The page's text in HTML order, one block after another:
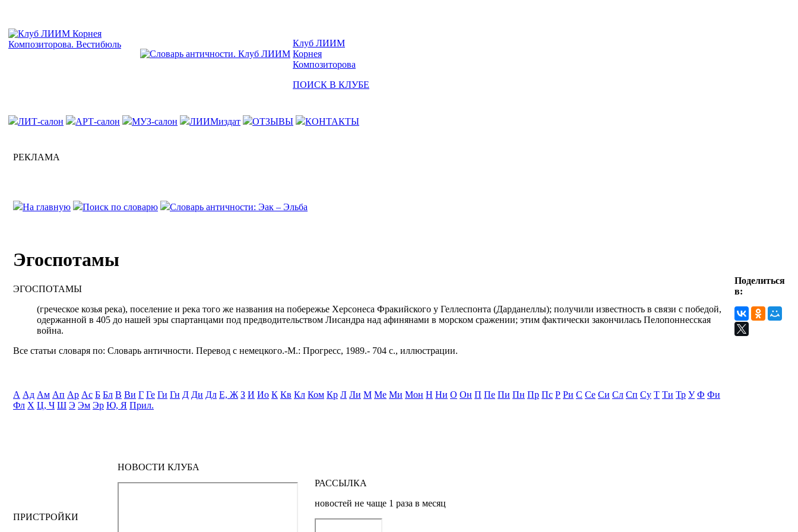
Клуб ЛИИМ
Корнея
Композиторова
ПОИСК В КЛУБЕ
ЛИТ-салон АРТ-салон МУЗ-салон ЛИИМиздат ОТЗЫВЫ КОНТАКТЫ
РЕКЛАМА
На главную Поиск по словарю Словарь античности: Эак – Эльба
Эгоспотамы
ЭГОСПОТАМЫ
(греческое козья река), поселение и река того же названия на побережье Херсонеса Фракийского у Геллеспонта (Дарданеллы); получили известность в связи с победой,
одержанной в 405 до нашей эры спартанцами под предводительством Лисандра над афинянами в морском сражении; этим фактически закончилась Пелопоннесская
война.
Все статьи словаря по: Словарь античности. Перевод с немецкого.-М.: Прогресс, 1989.- 704 с., иллюстрации.
А Ад Ам Ап Ар Ас Б Бл В Ви Г Ге Ги Гн Д Ди Дл Е, Ж З И Ио К Кв Кл Ком Кр Л Ли М Ме Ми Мон Н Ни О Он П Пе Пи Пн Пр Пс Р Ри С Се Си Сл Сп Су Т Ти Тр У Ф Фи
Фл Х Ц, Ч Ш Э Эм Эр Ю, Я Прил.
Поделиться
в:
ПРИСТРОЙКИ
НОВОСТИ КЛУБА
РАССЫЛКА
новостей не чаще 1 раза в месяц